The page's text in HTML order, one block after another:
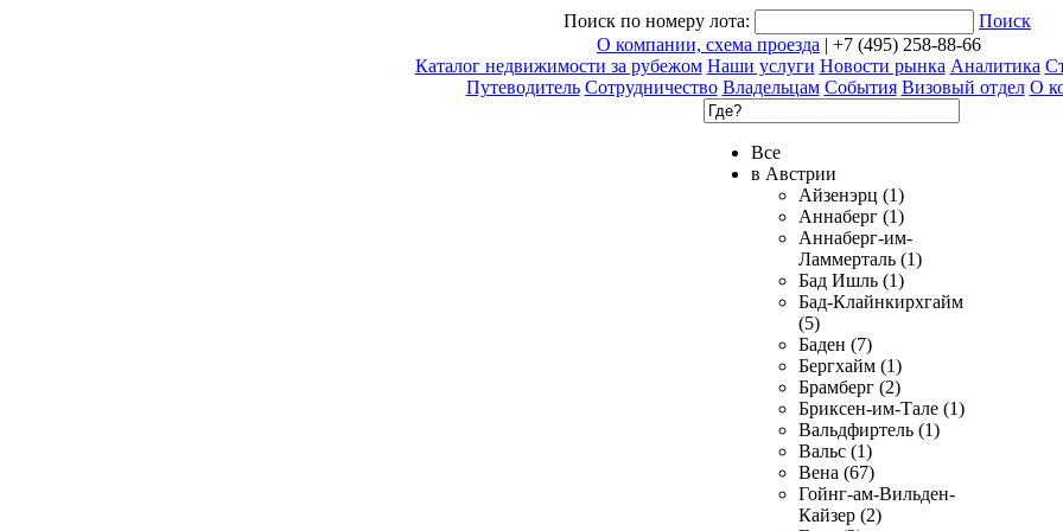
Поиск по номеру лота:
Поиск
О компании, схема проезда | +7 (495) 258-88-66
Каталог недвижимости за рубежом Наши услуги Новости рынка Аналитика
Путеводитель Сотрудничество Владельцам События Визовый отдел О
Все
в Австрии
Айзенэрц (1)
Аннаберг (1)
Аннаберг-им-
Ламмерталь (1)
Бад Ишль (1)
Бад-Клайнкирхгайм
(5)
Баден (7)
Бергхайм (1)
Брамберг (2)
Бриксен-им-Тале (1)
Вальдфиртель (1)
Вальс (1)
Вена (67)
Гойнг-ам-Вильден-
Кайзер (2)